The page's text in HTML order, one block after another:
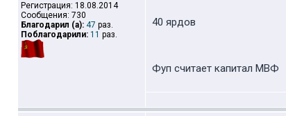
Регистрация: 18.08.2014
Сообщения: 730
Благодарил (а): 47 раз.
Поблагодарили: 11 раз.
40 ярдов
Фуп считает капитал МВФ